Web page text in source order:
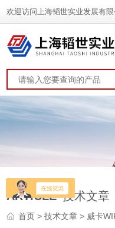
欢迎访问上海韬世实业发展有限
ARTICLE 技术文章
首页 >技术文章 > 威卡